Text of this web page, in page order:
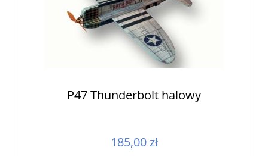
P47 Thunderbolt halowy
185,00 zł